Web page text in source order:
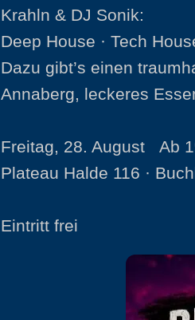
Krahln & DJ Sonik:
Deep House · Tech
Dazu gibt’s einen
Annaberg, leckeres
Freitag, 28. August Ab
Plateau Halde 116 ·
Eintritt frei